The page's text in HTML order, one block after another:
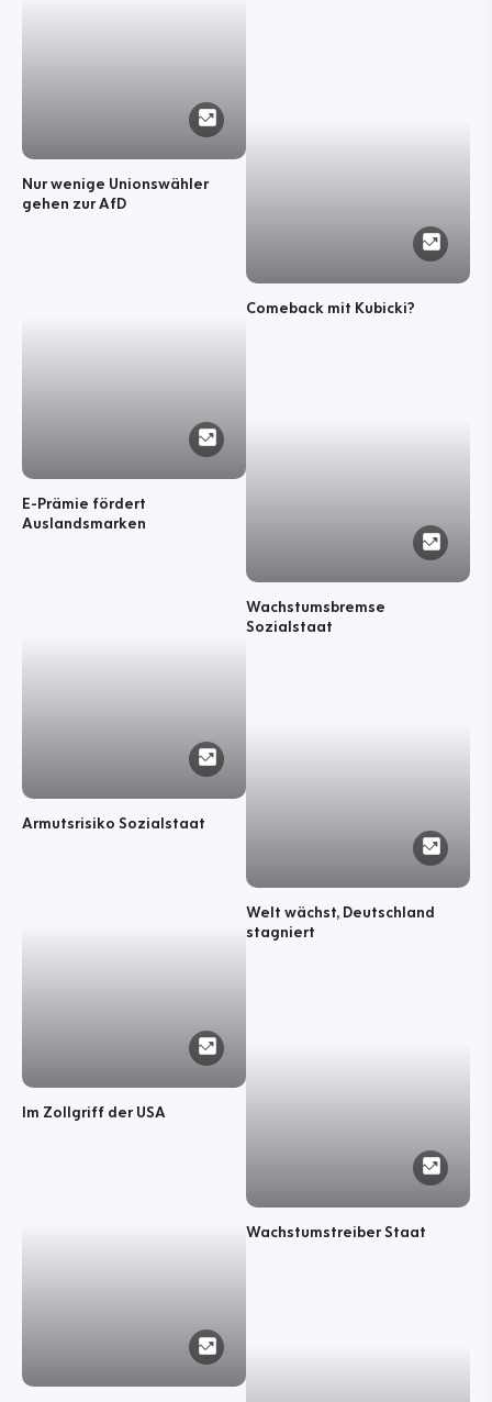
Nur wenige Unionswähler
gehen zur AfD
E-Prämie fördert
Auslandsmarken
Armutsrisiko Sozialstaat
Im Zollgriff der USA
Comeback mit Kubicki?
Wachstumsbremse
Sozialstaat
Welt wächst, Deutschland
stagniert
Wachstumstreiber Staat